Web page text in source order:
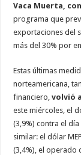
Vaca Muerta,
programa que
exportaciones del
más del 30% por
Estas últimas
norteamericana,
financiero,volvió
este miércoles, el
(3,9%) contra el
similar: el dólar
(3,4%), el operado